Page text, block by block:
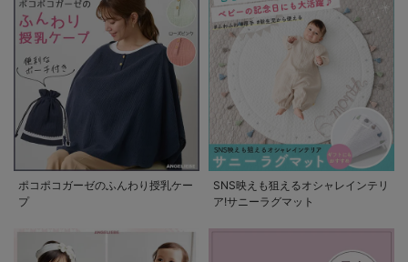
ポコポコガーゼのふんわり授乳ケー
プ
SNS映えも狙えるオシャレインテリ
ア!サニーラグマット